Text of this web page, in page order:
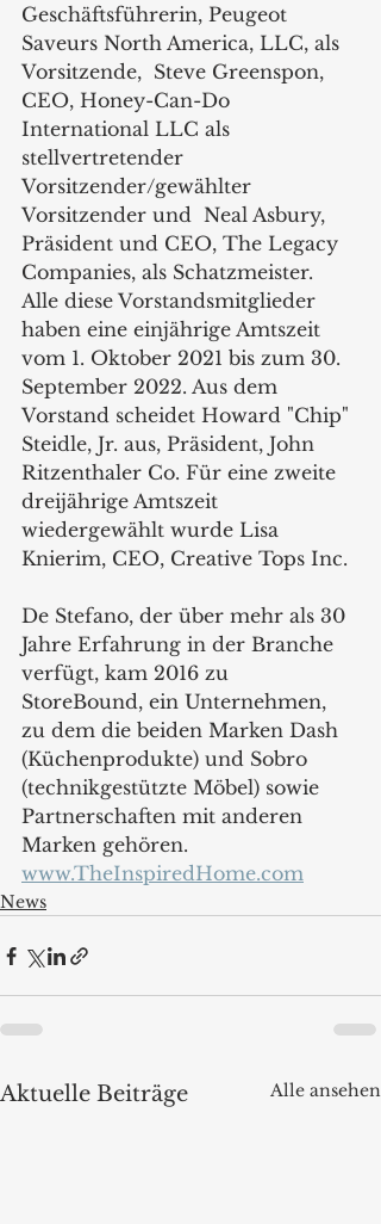
Geschäftsführerin, Peugeot
Saveurs North America, LLC, als
Vorsitzende,  Steve Greenspon,
CEO, Honey-Can-Do
International LLC als
stellvertretender
Vorsitzender/gewählter
Vorsitzender und  Neal Asbury,
Präsident und CEO, The Legacy
Companies, als Schatzmeister.
Alle diese Vorstandsmitglieder
haben eine einjährige Amtszeit
vom 1. Oktober 2021 bis zum 30.
September 2022. Aus dem
Vorstand scheidet Howard "Chip"
Steidle, Jr. aus, Präsident, John
Ritzenthaler Co. Für eine zweite
dreijährige Amtszeit
wiedergewählt wurde Lisa
Knierim, CEO, Creative Tops Inc.
De Stefano, der über mehr als 30
Jahre Erfahrung in der Branche
verfügt, kam 2016 zu
StoreBound, ein Unternehmen,
zu dem die beiden Marken Dash
(Küchenprodukte) und Sobro
(technikgestützte Möbel) sowie
Partnerschaften mit anderen
Marken gehören.
www.TheInspiredHome.com
News
Aktuelle Beiträge Alle ansehen